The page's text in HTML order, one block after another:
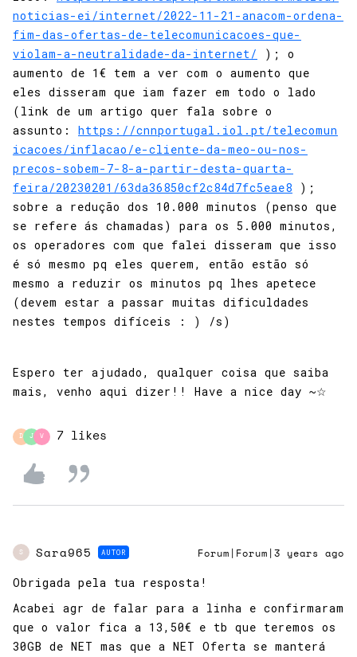
noticias-ei/internet/2022-11-21-anacom-ordena-
fim-das-ofertas-de-telecomunicacoes-que-
violam-a-neutralidade-da-internet/
); o
aumento de 1€ tem a ver com o aumento que
eles disseram que iam fazer em todo o lado
(link de um artigo quer fala sobre o
assunto: https://cnnportugal.iol.pt/telecomun
icacoes/inflacao/e-cliente-da-meo-ou-nos-
precos-sobem-7-8-a-partir-desta-quarta-
feira/20230201/63da36850cf2c84d7fc5eae8 );
sobre a redução dos 10.000 minutos (penso que
se refere ás chamadas) para os 5.000 minutos,
os operadores com que falei disseram que isso
é só mesmo pq eles querem, então estão só
mesmo a reduzir os minutos pq lhes apetece
(devem estar a passar muitas dificuldades
nestes tempos difíceis : ) /s)
Espero ter ajudado, qualquer coisa que saiba
mais, venho aqui dizer!! Have a nice day ~☆
D J V 7 likes
S Sara965 AUTOR Forum|Forum|3 years ago
Obrigada pela tua resposta!
Acabei agr de falar para a linha e confirmaram
que o valor fica a 13,50€ e tb que teremos os
30GB de NET mas que a NET Oferta se manterá